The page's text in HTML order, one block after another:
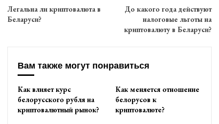
Легальна ли криптовалюта в
Беларуси?
До какого года действуют
налоговые льготы на
криптовалюту в Беларуси?
Вам также могут понравиться
Как влияет курс
белорусского рубля на
криптовалютный рынок?
Как меняется отношение
белорусов к
криптовалюте?